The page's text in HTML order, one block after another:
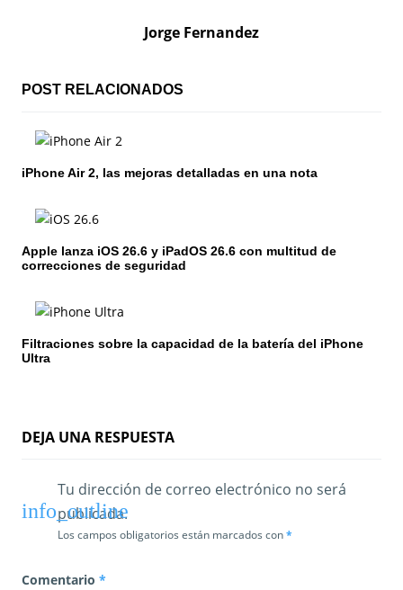
c
ó
d
e
e
n
t
a
a
Jorge Fernandez
POST RELACIONADOS
iPhone Air 2, las mejoras detalladas en una nota
Apple lanza iOS 26.6 y iPadOS 26.6 con multitud de
correcciones de seguridad
Filtraciones sobre la capacidad de la batería del iPhone
Ultra
DEJA UNA RESPUESTA
Tu dirección de correo electrónico no será
publicada.
Los campos obligatorios están marcados con*
Comentario *